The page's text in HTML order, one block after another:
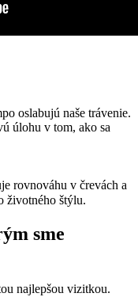
oslabujú naše trávenie.
úlohu v tom, ako sa
rovnováhu v črevách a
životného štýlu.
sme
najlepšou vizitkou.